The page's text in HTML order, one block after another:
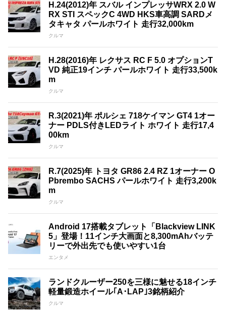
H.24(2012)年 スバル インプレッサWRX 2.0 W
RX STI スペックC 4WD HKS車高調 SARDメ
タキャタ パールホワイト 走行32,000km
クルマ
H.28(2016)年 レクサス RC F 5.0 オプションT
VD 純正19インチ パールホワイト 走行33,500k
m
クルマ
R.3(2021)年 ポルシェ 718ケイマン GT4 1オー
ナー PDLS付きLEDライト ホワイト 走行17,4
00km
クルマ
R.7(2025)年 トヨタ GR86 2.4 RZ 1オーナー O
Pbrembo SACHS パールホワイト 走行3,200k
m
クルマ
Android 17搭載タブレット「Blackview LINK
5」登場！11インチ大画面と8,300mAhバッテ
リーで外出先でも使いやすい1台
エンタメ
ランドクルーザー250を三様に魅せる18インチ
軽量鍛造ホイール｢A･LAP｣3銘柄紹介
クルマ